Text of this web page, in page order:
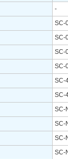
-
SC-
SC-
SC-
SC-
SC-
SC-
SC-
SC-
SC-
SC-